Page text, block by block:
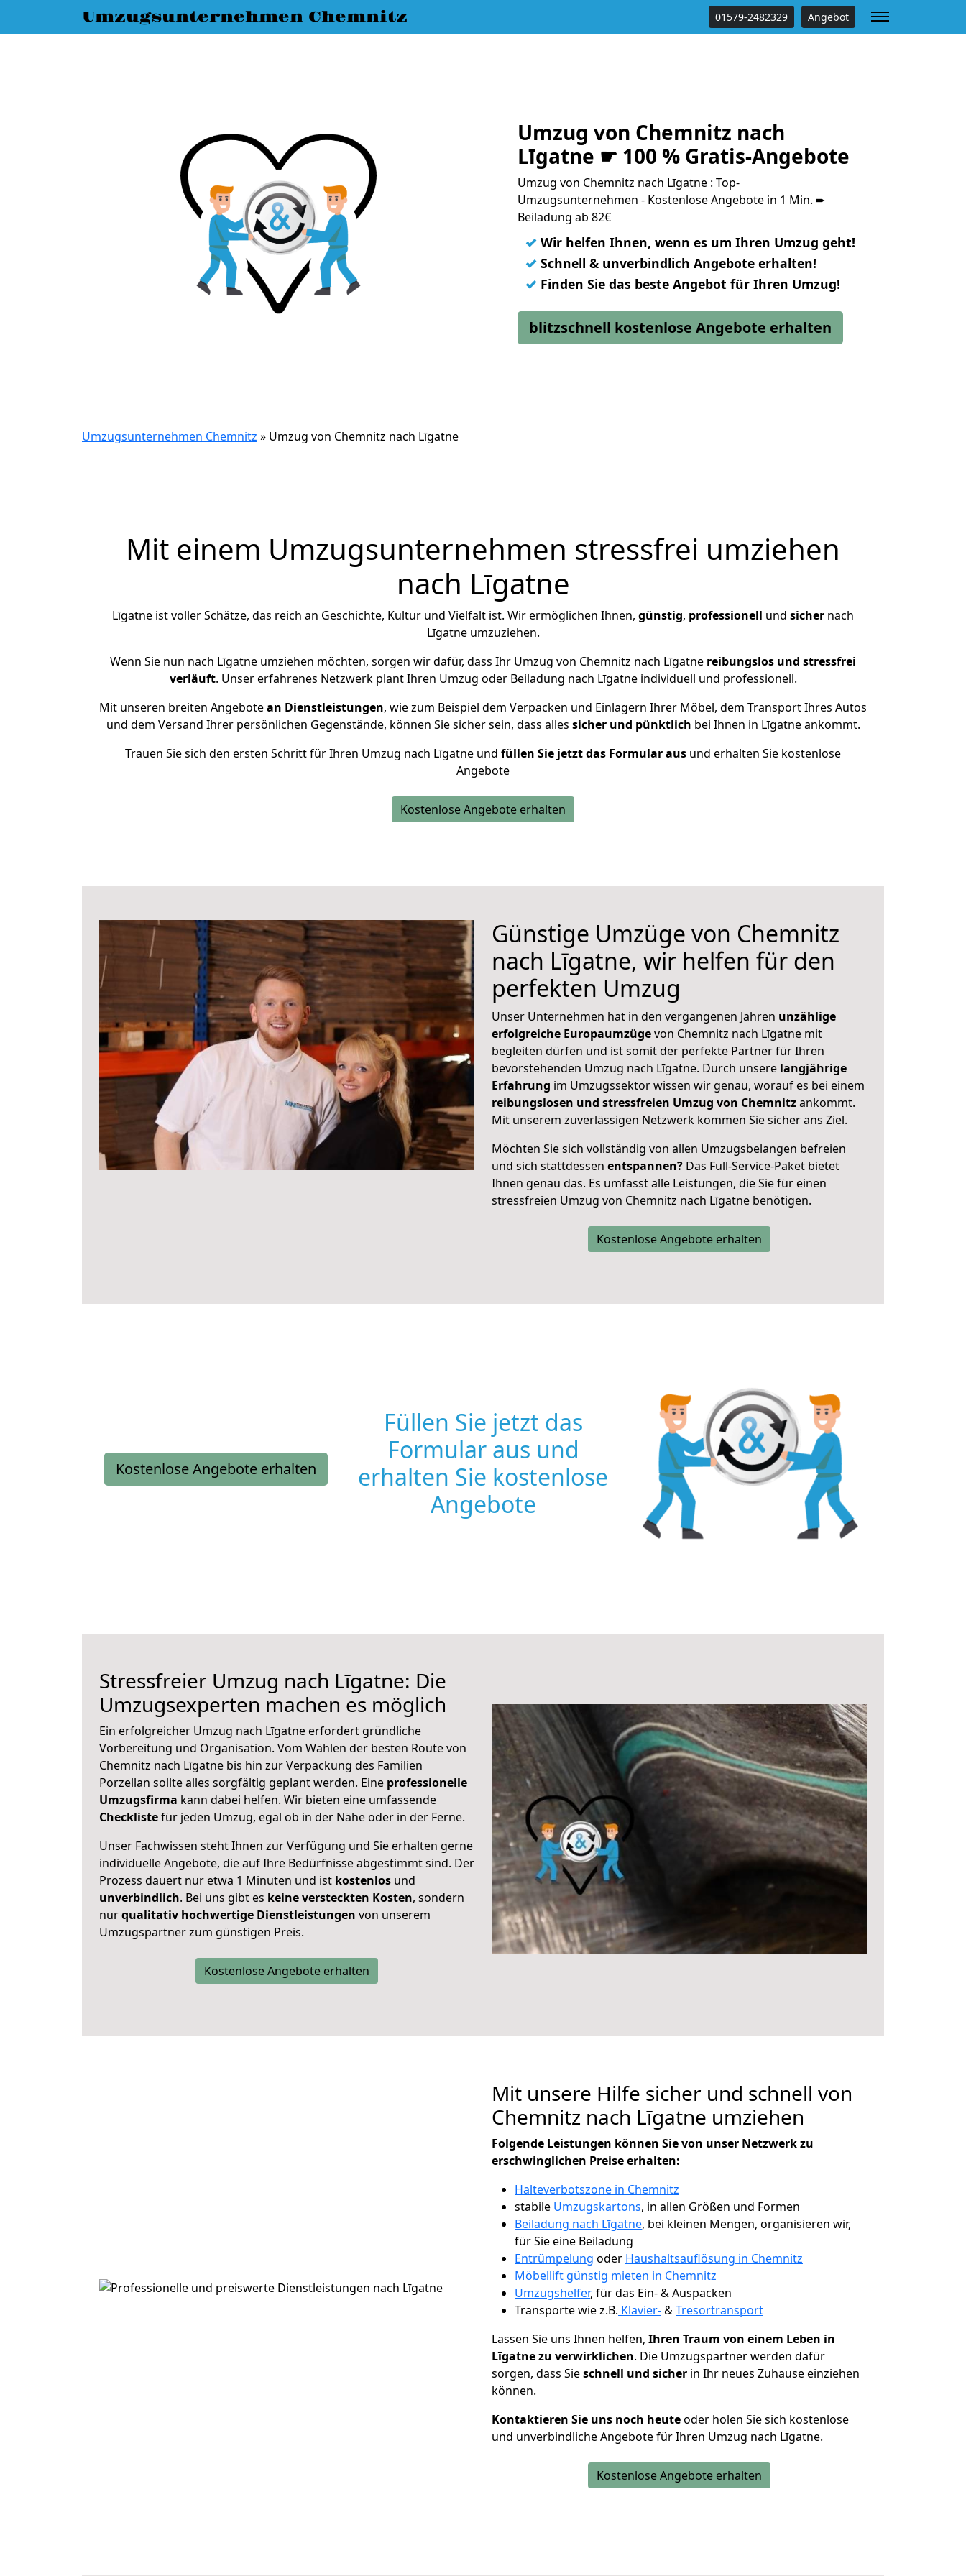
Umzugsunternehmen Chemnitz 01579-2482329 Angebot
Umzug von Chemnitz nach
Līgatne ☛ 100 % Gratis-Angebote
Umzug von Chemnitz nach Līgatne : Top-
Umzugsunternehmen - Kostenlose Angebote in 1 Min. ➨
Beiladung ab 82€
✓ Wir helfen Ihnen, wenn es um Ihren Umzug geht!
✓ Schnell & unverbindlich Angebote erhalten!
✓ Finden Sie das beste Angebot für Ihren Umzug!
blitzschnell kostenlose Angebote erhalten
Umzugsunternehmen Chemnitz » Umzug von Chemnitz nach Līgatne
Mit einem Umzugsunternehmen stressfrei umziehen
nach Līgatne
Līgatne ist voller Schätze, das reich an Geschichte, Kultur und Vielfalt ist. Wir ermöglichen Ihnen, günstig, professionell und sicher nach
Līgatne umzuziehen.
Wenn Sie nun nach Līgatne umziehen möchten, sorgen wir dafür, dass Ihr Umzug von Chemnitz nach Līgatne reibungslos und stressfrei
verläuft. Unser erfahrenes Netzwerk plant Ihren Umzug oder Beiladung nach Līgatne individuell und professionell.
Mit unseren breiten Angebotean Dienstleistungen, wie zum Beispiel dem Verpacken und Einlagern Ihrer Möbel, dem Transport Ihres Autos
und dem Versand Ihrer persönlichen Gegenstände, können Sie sicher sein, dass alles sicher und pünktlich bei Ihnen in Līgatne ankommt.
Trauen Sie sich den ersten Schritt für Ihren Umzug nach Līgatne und füllen Sie jetzt das Formular aus und erhalten Sie kostenlose
Angebote
Kostenlose Angebote erhalten
Günstige Umzüge von Chemnitz
nach Līgatne, wir helfen für den
perfekten Umzug
Unser Unternehmen hat in den vergangenen Jahren unzählige
erfolgreiche Europaumzügevon Chemnitz nach Līgatne mit
begleiten dürfen und ist somit der perfekte Partner für Ihren
bevorstehenden Umzug nach Līgatne. Durch unsere langjährige
Erfahrung im Umzugssektor wissen wir genau, worauf es bei einem
reibungslosen und stressfreien Umzug von Chemnitzankommt.
Mit unserem zuverlässigen Netzwerk kommen Sie sicher ans Ziel.
Möchten Sie sich vollständig von allen Umzugsbelangen befreien
und sich stattdessen entspannen? Das Full-Service-Paket bietet
Ihnen genau das. Es umfasst alle Leistungen, die Sie für einen
stressfreien Umzug von Chemnitz nach Līgatne benötigen.
Kostenlose Angebote erhalten
Kostenlose Angebote erhalten
Füllen Sie jetzt das
Formular aus und
erhalten Sie kostenlose
Angebote
Stressfreier Umzug nach Līgatne: Die
Umzugsexperten machen es möglich
Ein erfolgreicher Umzug nach Līgatne erfordert gründliche
Vorbereitung und Organisation. Vom Wählen der besten Route von
Chemnitz nach Līgatne bis hin zur Verpackung des Familien
Porzellan sollte alles sorgfältig geplant werden. Eine professionelle
Umzugsfirma kann dabei helfen. Wir bieten eine umfassende
Checklistefür jeden Umzug, egal ob in der Nähe oder in der Ferne.
Unser Fachwissen steht Ihnen zur Verfügung und Sie erhalten gerne
individuelle Angebote, die auf Ihre Bedürfnisse abgestimmt sind. Der
Prozess dauert nur etwa 1 Minuten und ist kostenlos und
unverbindlich. Bei uns gibt es keine versteckten Kosten, sondern
nurqualitativ hochwertige Dienstleistungen von unserem
Umzugspartner zum günstigen Preis.
Kostenlose Angebote erhalten
Mit unsere Hilfe sicher und schnell von
Chemnitz nach Līgatne umziehen
Folgende Leistungen können Sie von unser Netzwerk zu
erschwinglichen Preise erhalten:
Halteverbotszone in Chemnitz
stabile Umzugskartons, in allen Größen und Formen
Beiladung nach Līgatne, bei kleinen Mengen, organisieren wir,
für Sie eine Beiladung
Entrümpelung oder Haushaltsauflösung in Chemnitz
Möbellift günstig mieten in Chemnitz
Umzugshelfer, für das Ein- & Auspacken
Transporte wie z.B. Klavier-&Tresortransport
Lassen Sie uns Ihnen helfen, Ihren Traum von einem Leben in
Līgatne zu verwirklichen. Die Umzugspartner werden dafür
sorgen, dass Sieschnell und sicher in Ihr neues Zuhause einziehen
können.
Kontaktieren Sie uns noch heuteoder holen Sie sich kostenlose
und unverbindliche Angebote für Ihren Umzug nach Līgatne.
Kostenlose Angebote erhalten